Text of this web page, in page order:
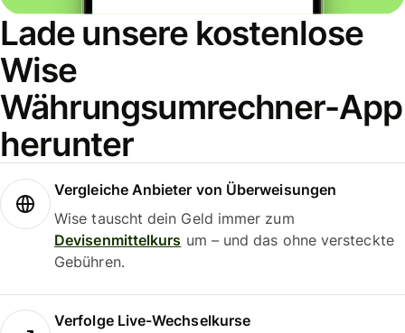
Lade unsere kostenlose
Wise
Währungsumrechner-App
herunter
Vergleiche Anbieter von Überweisungen
Wise tauscht dein Geld immer zum
Devisenmittelkurs um – und das ohne versteckte
Gebühren.
Verfolge Live-Wechselkurse